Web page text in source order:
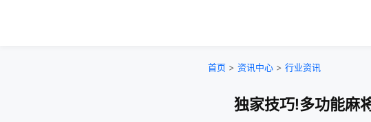
首页 > 资讯中心 > 行业资讯
独家技巧!多功能麻